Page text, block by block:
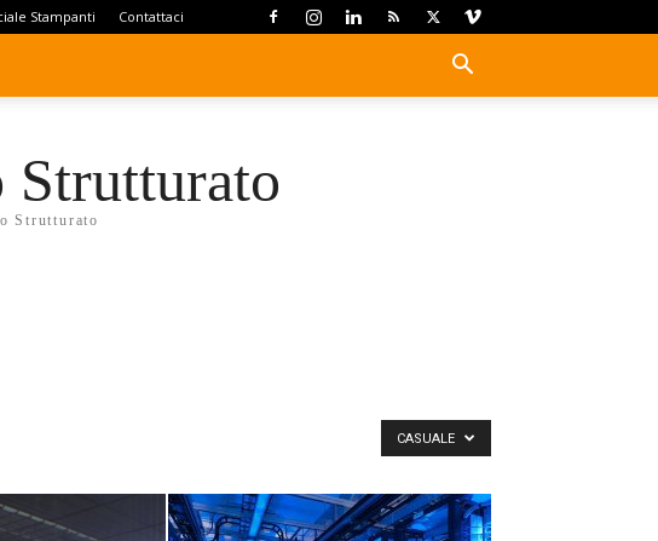
Stampanti Contattaci
Strutturato
Strutturato
CASUALE